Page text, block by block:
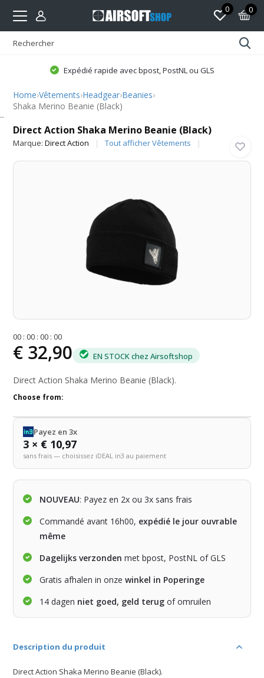
0 0
Expédié rapide avec bpost, PostNL ou GLS
Home›Vêtements›Headgear›Beanies›
Shaka Merino Beanie (Black)
Direct Action Shaka Merino Beanie (Black)
Marque:Direct Action Tout afficher Vêtements
00 :00 :00 :00
€ 32,90 EN STOCK chez Airsoftshop
Direct Action Shaka Merino Beanie (Black).
Choose from:
Payez en 3x
3 × € 10,97
sans frais — choisissez iDEAL in3 au paiement
NOUVEAU: Payez en 2x ou 3x sans frais
Commandé avant 16h00, expédié le jour ouvrable
même
Dagelijks verzonden met bpost, PostNL of GLS
Gratis afhalen in onzewinkel in Poperinge
14 dagen niet goed, geld terug of omruilen
Description du produit
Direct Action Shaka Merino Beanie (Black).